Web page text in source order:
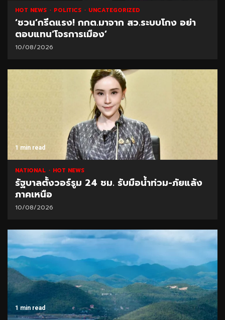
HOT NEWS POLITICS UNCATEGORIZED
‘ชวน’กรีดแรง! กกต.มาจาก สว.ระบบโกง อย่า
ตอบแทน‘โจรการเมือง’
10/08/2026
1 min read
NATIONAL HOT NEWS
รัฐบาลตั้งวอร์รูม 24 ชม. รับมือน้ำท่วม-ภัยแล้ง
ภาคเหนือ
10/08/2026
1 min read